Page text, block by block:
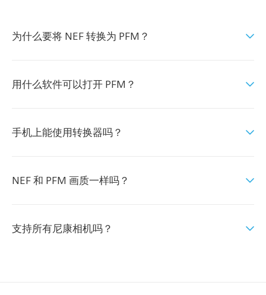
为什么要将 NEF 转换为 PFM？
用什么软件可以打开 PFM？
手机上能使用转换器吗？
NEF 和 PFM 画质一样吗？
支持所有尼康相机吗？